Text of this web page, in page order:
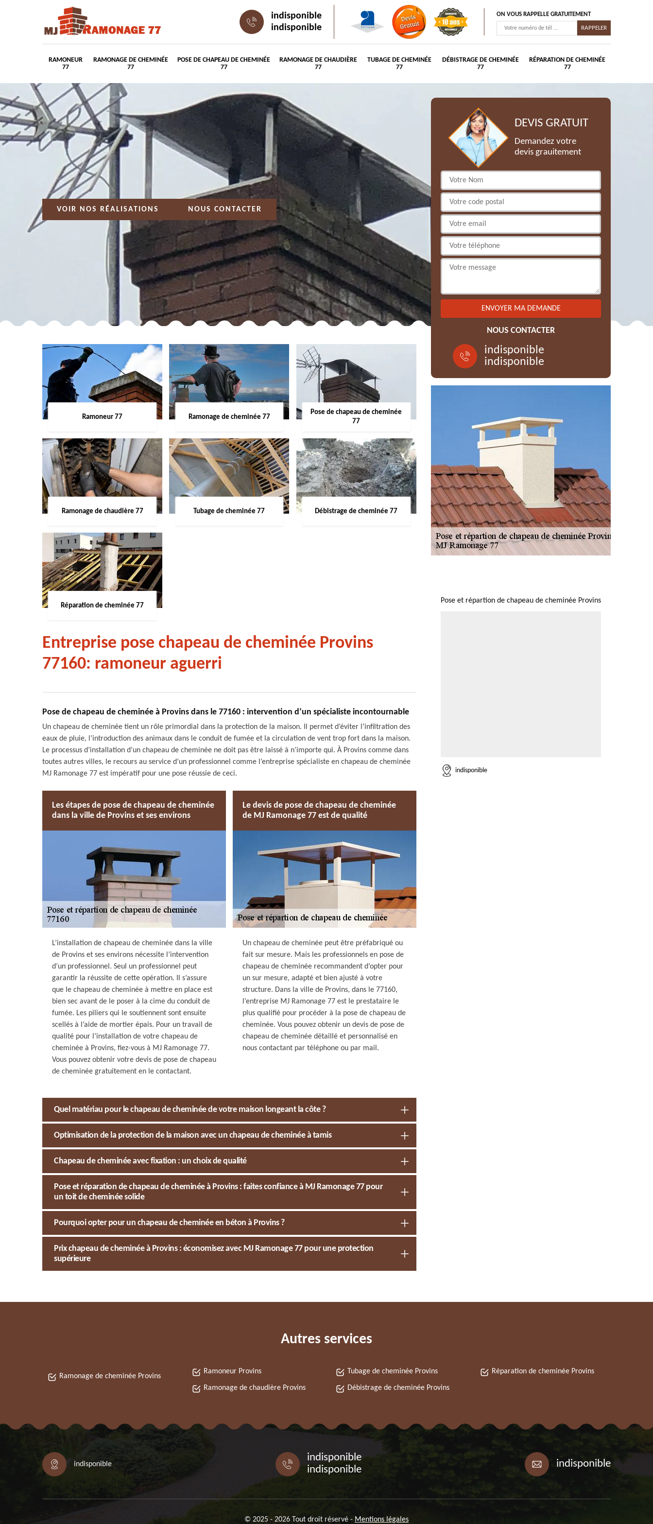
indisponible
indisponible
ON VOUS RAPPELLE GRATUITEMENT
RAMONEUR
77
RAMONAGE DE CHEMINÉE
77
POSE DE CHAPEAU DE CHEMINÉE
77
RAMONAGE DE CHAUDIÈRE
77
TUBAGE DE CHEMINÉE
77
DÉBISTRAGE DE CHEMINÉE
77
RÉPARATION DE CHEMINÉE
77
VOIR NOS RÉALISATIONS NOUS CONTACTER
Ramoneur 77 Ramonage de cheminée 77
Pose de chapeau de cheminée
77
Ramonage de chaudière 77 Tubage de cheminée 77 Débistrage de cheminée 77
Réparation de cheminée 77
Entreprise pose chapeau de cheminée Provins
77160: ramoneur aguerri
Pose de chapeau de cheminée à Provins dans le 77160 : intervention d’un spécialiste incontournable
Un chapeau de cheminée tient un rôle primordial dans la protection de la maison. Il permet d’éviter l’infiltration des
eaux de pluie, l’introduction des animaux dans le conduit de fumée et la circulation de vent trop fort dans la maison.
Le processus d’installation d’un chapeau de cheminée ne doit pas être laissé à n’importe qui. À Provins comme dans
toutes autres villes, le recours au service d’un professionnel comme l’entreprise spécialiste en chapeau de cheminée
MJ Ramonage 77 est impératif pour une pose réussie de ceci.
Les étapes de pose de chapeau de cheminée
dans la ville de Provins et ses environs
L’installation de chapeau de cheminée dans la ville
de Provins et ses environs nécessite l’intervention
d’un professionnel. Seul un professionnel peut
garantir la réussite de cette opération. Il s’assure
que le chapeau de cheminée à mettre en place est
bien sec avant de le poser à la cime du conduit de
fumée. Les piliers qui le soutiennent sont ensuite
scellés à l’aide de mortier épais. Pour un travail de
qualité pour l’installation de votre chapeau de
cheminée à Provins, fiez-vous à MJ Ramonage 77.
Vous pouvez obtenir votre devis de pose de chapeau
de cheminée gratuitement en le contactant.
Le devis de pose de chapeau de cheminée
de MJ Ramonage 77 est de qualité
Un chapeau de cheminée peut être préfabriqué ou
fait sur mesure. Mais les professionnels en pose de
chapeau de cheminée recommandent d’opter pour
un sur mesure, adapté et bien ajusté à votre
structure. Dans la ville de Provins, dans le 77160,
l’entreprise MJ Ramonage 77 est le prestataire le
plus qualifié pour procéder à la pose de chapeau de
cheminée. Vous pouvez obtenir un devis de pose de
chapeau de cheminée détaillé et personnalisé en
nous contactant par téléphone ou par mail.
Quel matériau pour le chapeau de cheminée de votre maison longeant la côte ?
Optimisation de la protection de la maison avec un chapeau de cheminée à tamis
Chapeau de cheminée avec fixation : un choix de qualité
Pose et réparation de chapeau de cheminée à Provins : faites confiance à MJ Ramonage 77 pour
un toit de cheminée solide
Pourquoi opter pour un chapeau de cheminée en béton à Provins ?
Prix chapeau de cheminée à Provins : économisez avec MJ Ramonage 77 pour une protection
supérieure
DEVIS GRATUIT
Demandez votre
devis grauitement
NOUS CONTACTER
indisponible
indisponible
Pose et répartion de chapeau de cheminée Provins
indisponible
Autres services
Ramonage de cheminée Provins
Ramoneur Provins
Ramonage de chaudière Provins
Tubage de cheminée Provins
Débistrage de cheminée Provins
Réparation de cheminée Provins
indisponible
indisponible
indisponible
indisponible
© 2025 - 2026 Tout droit réservé - Mentions légales